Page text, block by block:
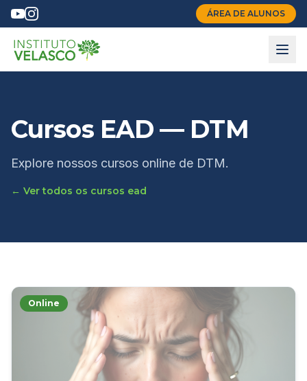
ÁREA DE ALUNOS
Cursos EAD — DTM
Explore nossos cursos online de DTM.
← Ver todos os cursos ead
Online